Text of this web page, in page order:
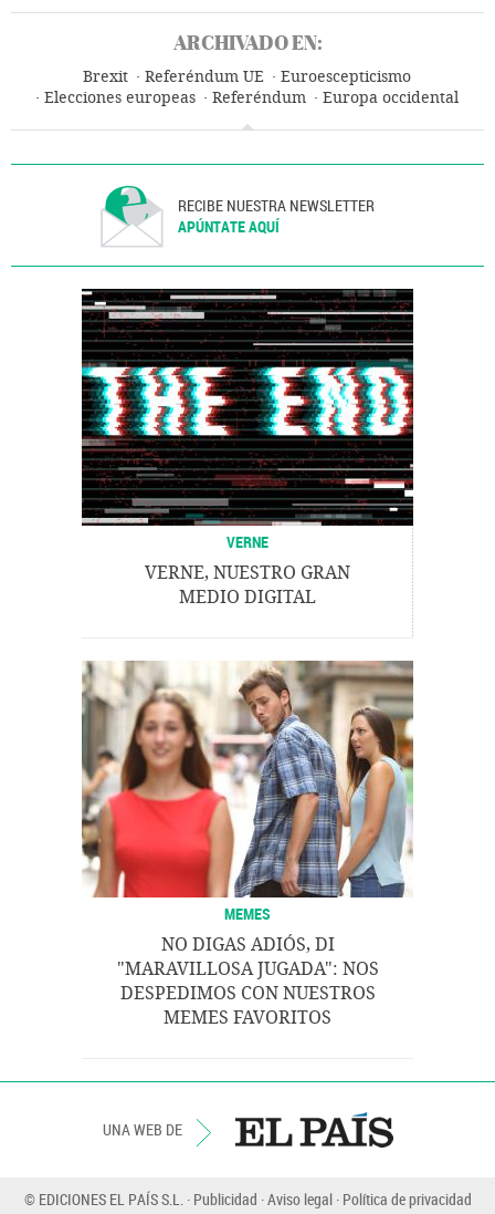
ARCHIVADO EN:
Brexit Referéndum UE
Euroescepticismo
Elecciones europeas
Referéndum
Europa occidental
RECIBE NUESTRA NEWSLETTER
APÚNTATE AQUÍ
VERNE
VERNE, NUESTRO GRAN
MEDIO DIGITAL
MEMES
NO DIGAS ADIÓS, DI
"MARAVILLOSA JUGADA": NOS
DESPEDIMOS CON NUESTROS
MEMES FAVORITOS
UNA WEB DE
© EDICIONES EL PAÍS S.L. Publicidad Aviso legal Política de privacidad